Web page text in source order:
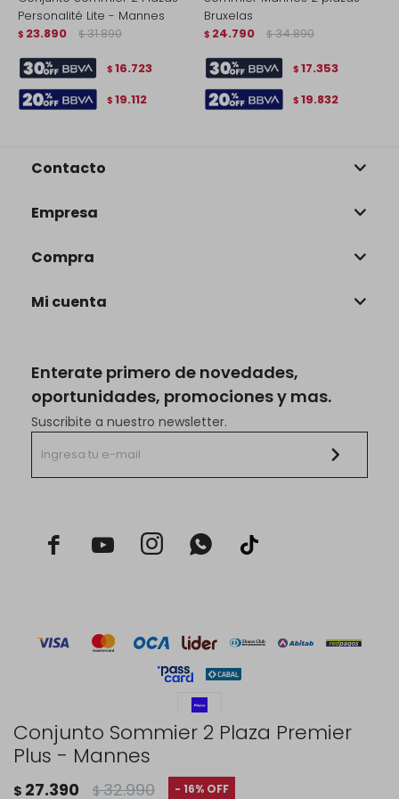
Conjunto Sommier 2 Plaza Premier
Plus - Mannes
$ 27.390 $ 32.990 16
Personalité Lite - Mannes
$ 23.890 $ 31.890
$ 16.723
$ 19.112
Bruxelas
$ 24.790 $ 34.890
$ 17.353
$ 19.832
Enterate primero de novedades,
oportunidades, promociones y mas.
Suscribite a nuestro newsletter.
  
Contacto
Empresa
Compra
Mi cuenta
© Copyright 2026 / Rustico Hogar